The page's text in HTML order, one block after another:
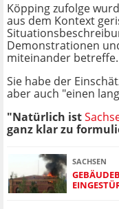
Köpping zufolge
aus dem Kontext
Demonstrationen
miteinander betreffe.
Sie habe der
aber auch "einen
"Natürlich ist
ganz klar zu
SACHSEN